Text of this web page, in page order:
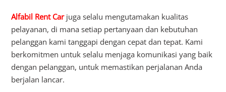
Alfabil Rent Carjuga selalu mengutamakan kualitas
pelayanan, di mana setiap pertanyaan dan kebutuhan
pelanggan kami tanggapi dengan cepat dan tepat. Kami
berkomitmen untuk selalu menjaga komunikasi yang baik
dengan pelanggan, untuk memastikan perjalanan Anda
berjalan lancar.